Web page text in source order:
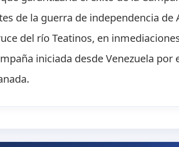
de la guerra de independencia de
del río Teatinos, en
iniciada desde Venezuela